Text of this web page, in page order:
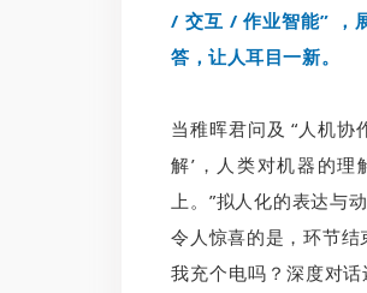
/ 交互 / 作业智能” ，
答，让人耳目一新。
当稚晖君问及 “人机协
解’，人类对机器的理
上。”拟人化的表达与
令人惊喜的是，环节结
我充个电吗？深度对